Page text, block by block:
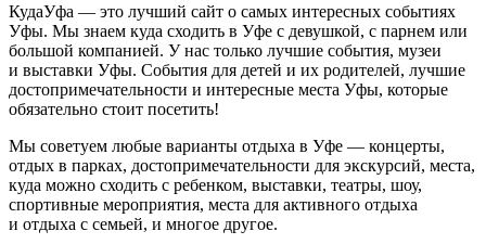
КудаУфа — это лучший сайт о самых интересных событиях
Уфы. Мы знаем куда сходить в Уфе с девушкой, с парнем или
большой компанией. У нас только лучшие события, музеи
и выставки Уфы. События для детей и их родителей, лучшие
достопримечательности и интересные места Уфы, которые
обязательно стоит посетить!
Мы советуем любые варианты отдыха в Уфе — концерты,
отдых в парках, достопримечательности для экскурсий, места,
куда можно сходить с ребенком, выставки, театры, шоу,
спортивные мероприятия, места для активного отдыха
и отдыха с семьей, и многое другое.